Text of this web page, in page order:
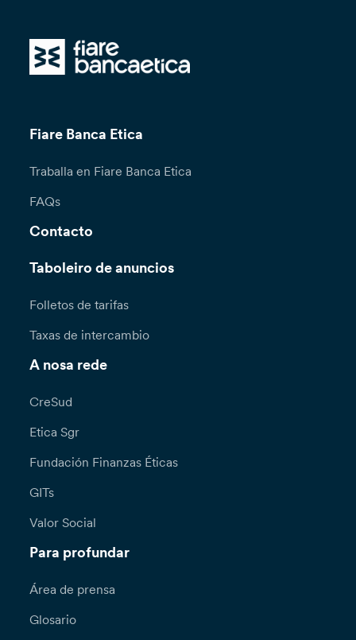
Fiare Banca Etica
Traballa en Fiare Banca Etica
FAQs
Contacto
Taboleiro de anuncios
Folletos de tarifas
Taxas de intercambio
A nosa rede
CreSud
Etica Sgr
Fundación Finanzas Éticas
GITs
Valor Social
Para profundar
Área de prensa
Glosario